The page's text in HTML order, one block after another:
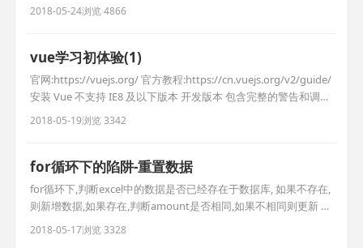
'{$signPackage["timestamp"]}', nonceStr:
'{$signPackage["nonceStr"]}', signature: '{$signPackage[
2018-05-24浏览 4866
vue学习初体验(1)
官网:https://vuejs.org/ 官方教程:https://cn.vuejs.org/v2/guide/
安装 Vue 不支持 IE8 及以下版本 开发版本 包含完整的警告和调试
模式 生产版本 删除了警告，30.90KB min+gzip 第一个vue程序 11
{{content}} //显示数据 var app = new Vue({ el:
2018-05-19浏览 3342
for循环下的陷阱-重置数据
for循环下,判断excel中的数据是否已经存在于数据库, 如果不存在,
则新增数据,如果存在,判断amount是否相同,如果不相同则更新 其
中出现的错误数,只有第一个数据更新,其他的都为新增, 经过步步
差查找,终于找到了问题 for循环中没有重置数据$data,本来还以为
2018-05-17浏览 3328